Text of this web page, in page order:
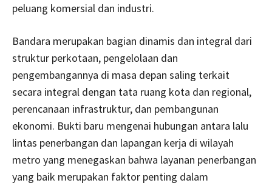
peluang komersial dan industri.
Bandara merupakan bagian dinamis dan integral dari
struktur perkotaan, pengelolaan dan
pengembangannya di masa depan saling terkait
secara integral dengan tata ruang kota dan regional,
perencanaan infrastruktur, dan pembangunan
ekonomi. Bukti baru mengenai hubungan antara lalu
lintas penerbangan dan lapangan kerja di wilayah
metro yang menegaskan bahwa layanan penerbangan
yang baik merupakan faktor penting dalam